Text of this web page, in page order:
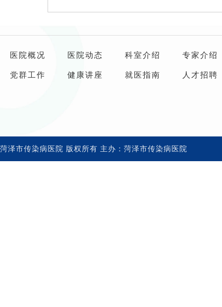
医院概况 医院动态 科室介绍 专家介绍
党群工作 健康讲座 就医指南 人才招聘
菏泽市传染病医院 版权所有 主办：菏泽市传染病医院